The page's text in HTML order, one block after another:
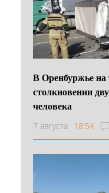
В Оренбуржье
столкновении
человека
7 августа 18:54